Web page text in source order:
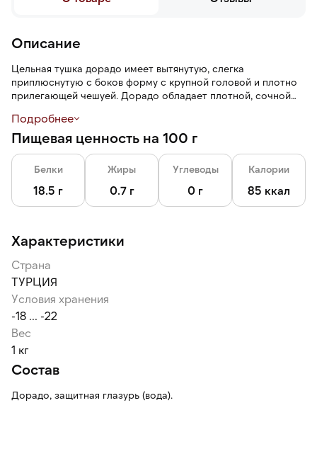
Описание
Цельная тушка дорадо имеет вытянутую, слегка
приплюснутую с боков форму с крупной головой и плотно
прилегающей чешуей. Дорадо обладает плотной, сочной
сладковатыми нотами.
Вес одной рыбы примерно 300–400 г.
Тонкая ледяная глазурь защищает рыбу от заветривания,
механических повреждений и позволяет сохранить
природный цвет и вкус продукта.
Подробнее
Пищевая ценность на 100 г
Белки
18.5 г
Жиры
0.7 г
Углеводы
0 г
Калории
85 ккал
Характеристики
Страна
ТУРЦИЯ
Условия хранения
-18 ... -22
Вес
1 кг
Состав
Дорадо, защитная глазурь (вода).